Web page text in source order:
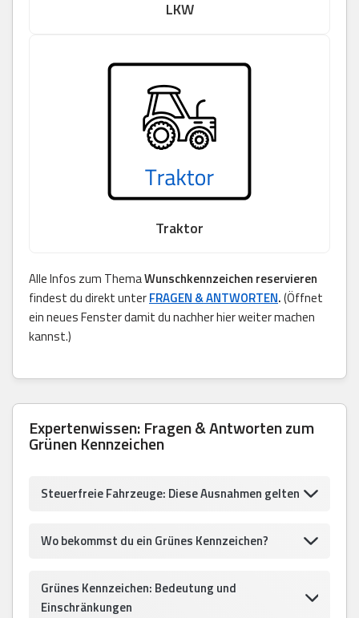
LKW
Traktor
Alle Infos zum ThemaWunschkennzeichen reservieren
findest du direkt unterFRAGEN & ANTWORTEN.(Öffnet
ein neues Fenster damit du nachher hier weiter machen
kannst.)
Expertenwissen: Fragen & Antworten zum
Grünen Kennzeichen
Steuerfreie Fahrzeuge: Diese Ausnahmen gelten
Wo bekommst du ein Grünes Kennzeichen?
Grünes Kennzeichen: Bedeutung und
Einschränkungen